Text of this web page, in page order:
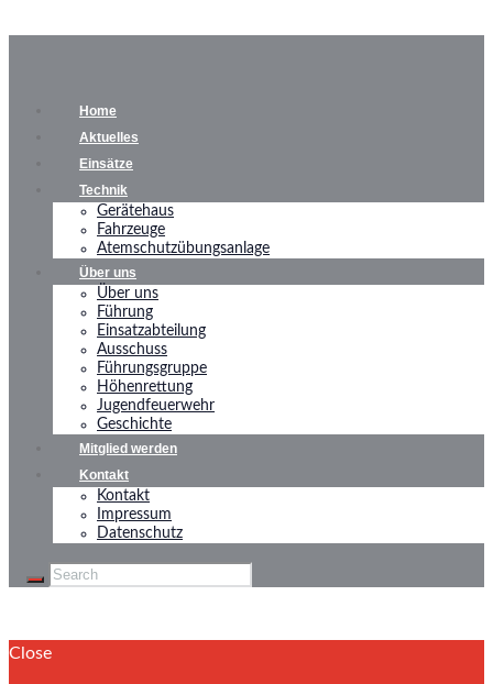
Home
Aktuelles
Einsätze
Technik
Gerätehaus
Fahrzeuge
Atemschutzübungsanlage
Über uns
Über uns
Führung
Einsatzabteilung
Ausschuss
Führungsgruppe
Höhenrettung
Jugendfeuerwehr
Geschichte
Mitglied werden
Kontakt
Kontakt
Impressum
Datenschutz
Close